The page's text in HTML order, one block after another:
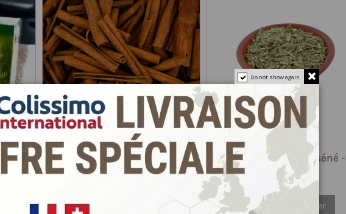
Bâton de Cannelle de 100gr à
1 kg
Feuilles séchée de séné -
sana makki -
2,0 €
Ajouter au panier
Do not show again.